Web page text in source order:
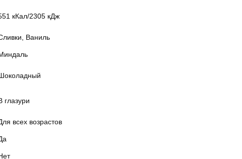
кКал/2305 кДж
Ваниль
глазури
всех возрастов